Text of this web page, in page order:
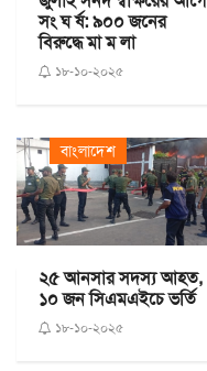
সং ঘ র্ষ: ৯০০ জনের
বিরুদ্ধে মা ম লা
১৮-১০-২০২৫
বাংলাদেশ
২৫ আনসার সদস্য আহত,
১০ জন সিএমএইচে ভর্তি
১৮-১০-২০২৫